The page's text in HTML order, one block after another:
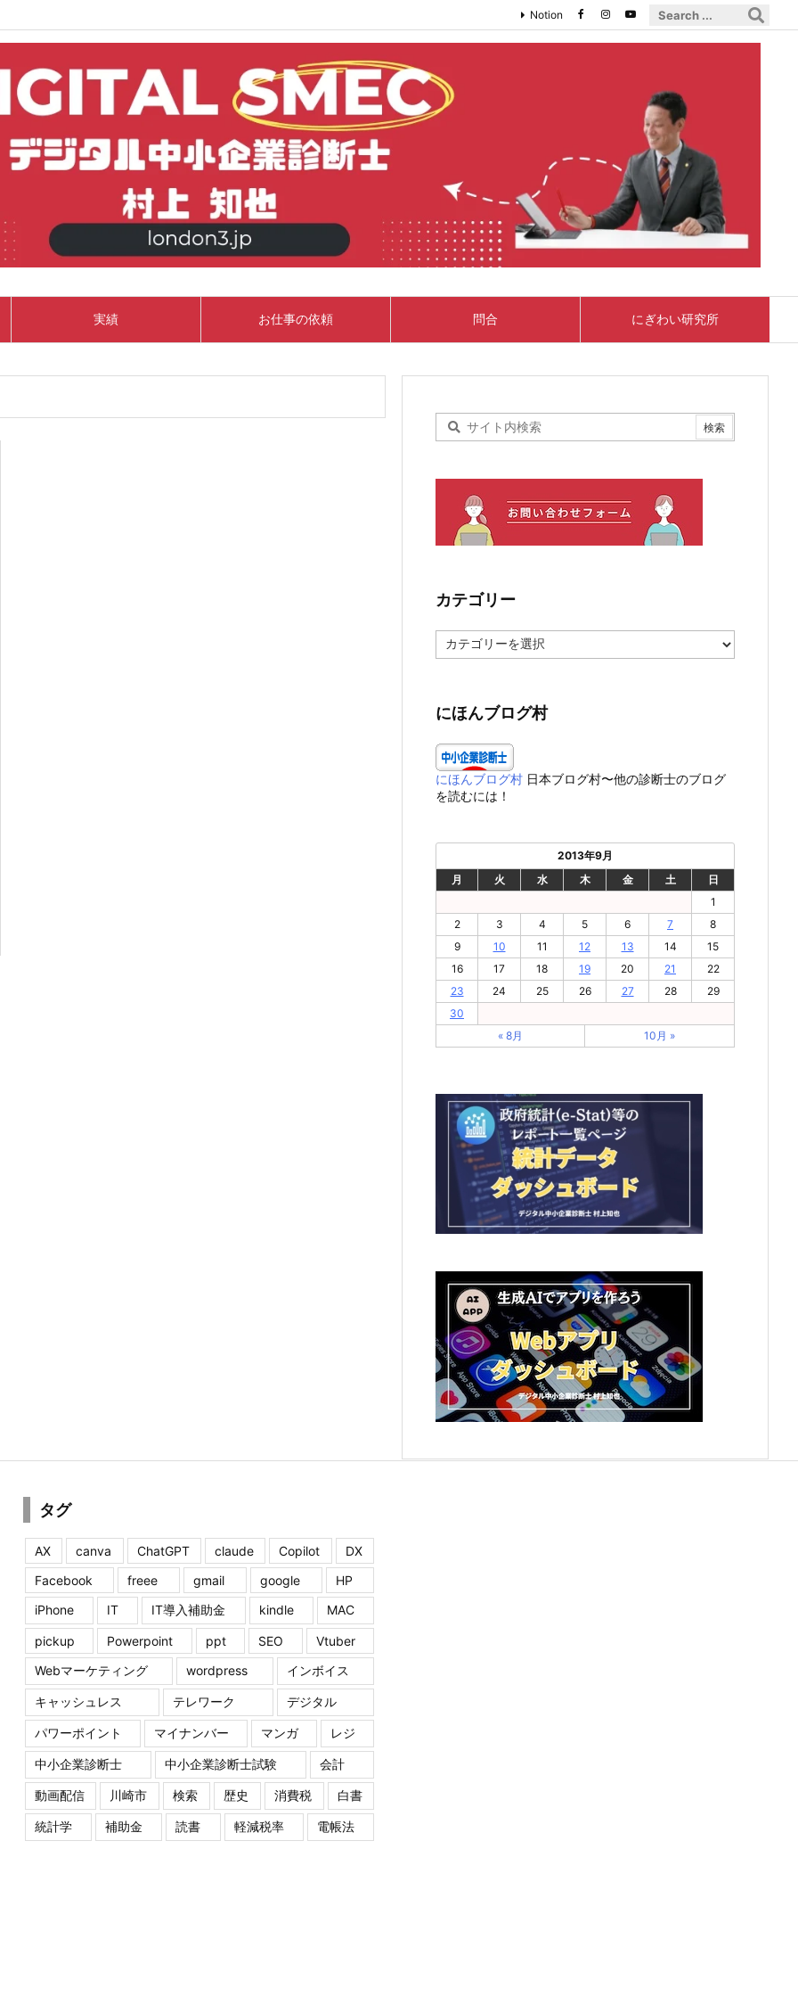
実績 お仕事の依頼 問合 にぎわい研究所
Notion
カテゴリー
テ
ー
にほんブログ村
にほんブログ村 日本ブログ村〜他の診断士のブログ
を読むには！
2013年9月
月
火 水 木 金 土
日
1
2
3 4 5 6 7
8
9
10 11 12 13 14
15
16
17 18 19 20 21
22
23
24 25 26 27 28
29
30
« 8月
10月 »
タグ
AX canva ChatGPT claude Copilot
DX
Facebook
freee gmail google
HP
iPhone
IT IT導入補助金 kindle MAC
pickup Powerpoint ppt SEO
Vtuber
Webマーケティング
wordpress インボイス
キャッシュレス テレワーク デジタル
パワーポイント マイナンバー マンガ レジ
中小企業診断士 中小企業診断士試験 会計
動画配信 川崎市 検索 歴史 消費税 白書
統計学 補助金 読書 軽減税率 電帳法